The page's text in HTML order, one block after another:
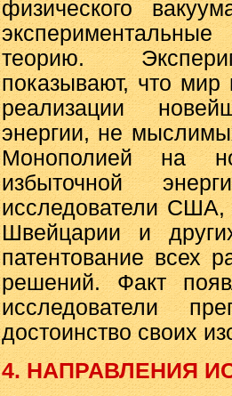
физического
теорию.
показывают, что мир
реализации
энергии, не
Монополией на
избыточной
исследователи
Швейцарии и
патентование всех
решений. Факт
исследователи
достоинство своих
4. НАПРАВЛЕНИЯ